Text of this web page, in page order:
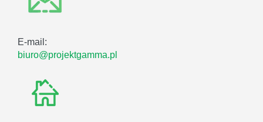
E-mail:
biuro@projektgamma.pl